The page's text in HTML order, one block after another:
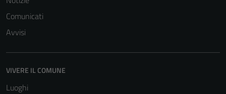
Comunicati
Avvisi
VIVERE IL COMUNE
Luoghi